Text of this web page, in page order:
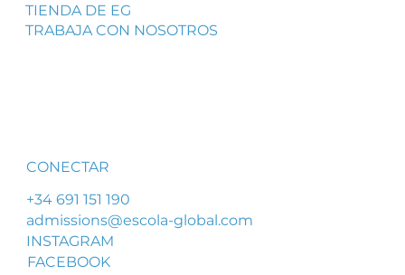
TIENDA DE EG
TRABAJA CON NOSOTROS
CONECTAR
+34 691 151 190
admissions@escola-global.com
INSTAGRAM
FACEBOOK